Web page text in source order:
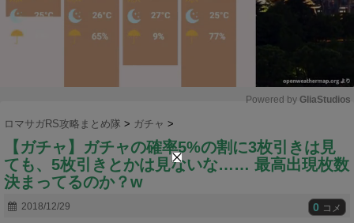
u
t
Powered by GliaStudios
ロマサガRS攻略まとめ隊 > ガチャ >
【ガチャ】ガチャの確率5%の割に3枚引きは見
ても、5枚引きとかは見ないな…… 最高出現枚数
決まってるのか？w
2018/12/29 0 コメ